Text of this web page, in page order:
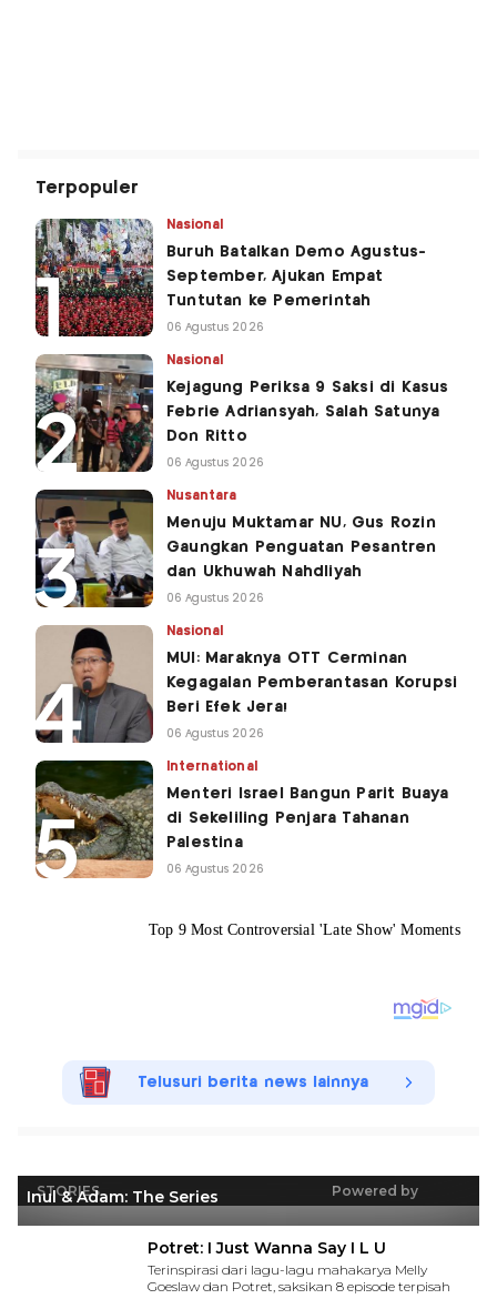
Terpopuler
Nasional
Buruh Batalkan Demo Agustus-
September, Ajukan Empat
Tuntutan ke Pemerintah
06 Agustus 2026
Nasional
Kejagung Periksa 9 Saksi di Kasus
Febrie Adriansyah, Salah Satunya
Don Ritto
06 Agustus 2026
Nusantara
Menuju Muktamar NU, Gus Rozin
Gaungkan Penguatan Pesantren
dan Ukhuwah Nahdliyah
06 Agustus 2026
Nasional
MUI: Maraknya OTT Cerminan
Kegagalan Pemberantasan Korupsi
Beri Efek Jera!
06 Agustus 2026
International
Menteri Israel Bangun Parit Buaya
di Sekeliling Penjara Tahanan
Palestina
06 Agustus 2026
Telusuri berita news lainnya